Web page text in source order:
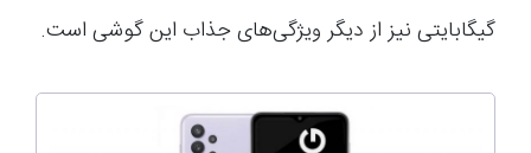
گیگابایتی نیز از دیگر ویژگی‌های جذاب این گوشی است.